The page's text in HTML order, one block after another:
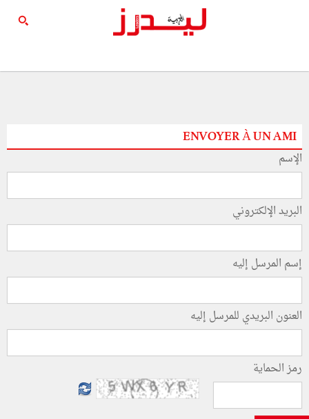
ENVOYER À UN AMI
الإسم
البريد الإلكتروني
إسم المرسل إليه
العنون البريدي للمرسل إليه
رمز الحماية